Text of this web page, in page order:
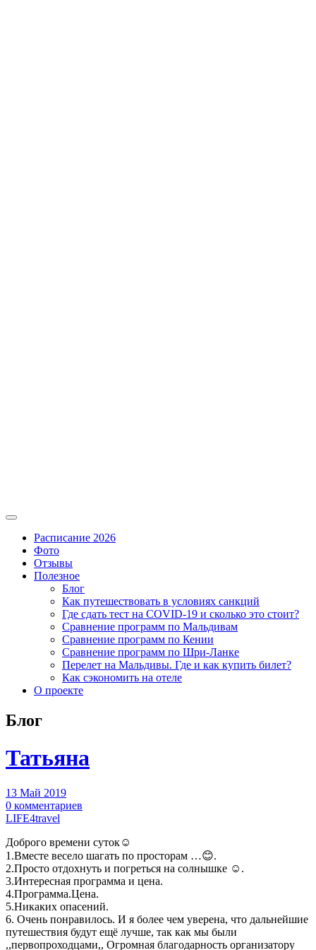
Расписание 2026
Фото
Отзывы
Полезное
Блог
Как путешествовать в условиях санкций
Где сдать тест на COVID-19 и сколько это стоит?
Сравнение программ по Мальдивам
Сравнение программ по Кении
Сравнение программ по Шри-Ланке
Перелет на Мальдивы. Где и как купить билет?
Как сэкономить на отеле
О проекте
Блог
Татьяна
13 Май 2019
0 комментариев
LIFE4travel
Доброго времени суток☺
1.Вместе весело шагать по просторам …😊.
2.Просто отдохнуть и погреться на солнышке ☺.
3.Интересная программа и цена.
4.Программа.Цена.
5.Никаких опасений.
6. Очень понравилось. И я более чем уверена, что дальнейшие
путешествия будут ещё лучше, так как мы были
,,первопроходцами,, Огромная благодарность организатору